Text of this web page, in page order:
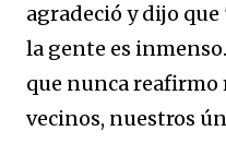
agradeció y dijo
la gente es
que nunca reafirmo
vecinos, nuestros